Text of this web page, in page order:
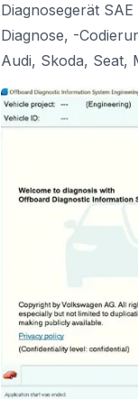
Diagnosegerät
Diagnose, -
Audi, Skoda, Seat,